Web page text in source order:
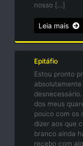
nosso […]
Leia mais
Epitáfio
Estou pronto
dos meus
pouco com os
dizer aos que
branco ainda
recebo com